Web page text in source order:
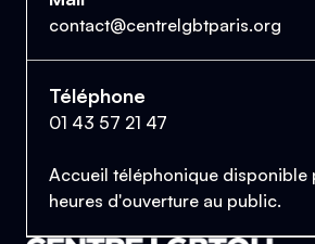
contact@centrelgbtparis.org
Téléphone
01 43 57 21 47
Accueil téléphonique disponible
heures d'ouverture au public.